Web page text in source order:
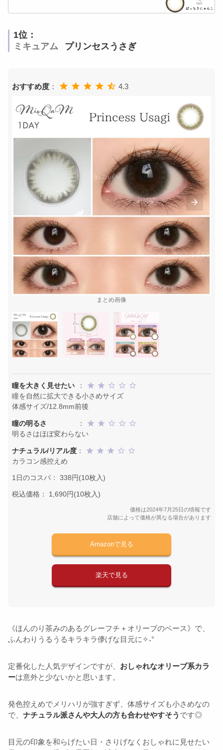
1位：
ミキュアム
プリンセスうさぎ
おすすめ度 ： 4.3
まとめ画像
瞳を大きく見せたい
：
瞳を自然に拡大できる小さめサイズ
体感サイズ/12.8mm前後
瞳の明るさ
：
明るさはほぼ変わらない
ナチュラル/リアル度 ：
カラコン感控えめ
1日のコスパ： 338円(10枚入)
税込価格： 1,690円(10枚入)
価格は2024年7月25日の情報です
店舗によって価格が異なる場合があります
Amazonで見る
楽天で見る
《ほんのり茶みのあるグレーフチ＋オリーブのベース》で、
ふんわりうるうるキラキラ儚げな目元に✧˖°
定番化した人気デザインですが、 おしゃれなオリーブ系カラ
ーは意外と少ないかと思います。
発色控えめでメリハリが強すぎず、体感サイズも小さめなの
で、 ナチュラル派さんや大人の方も合わせやすそう です◎
目元の印象を和らげたい日・さりげなくおしゃれに見せたい